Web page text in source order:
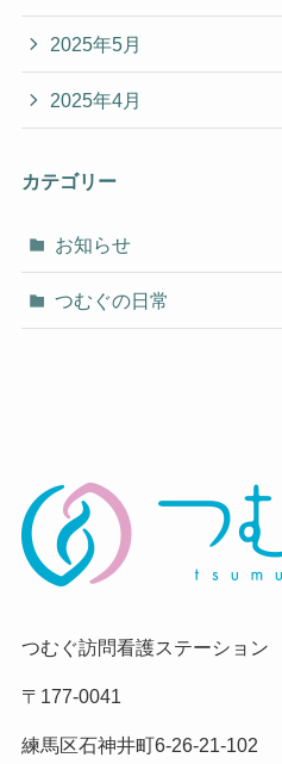
2025年5月
2025年4月
カテゴリー
お知らせ
つむぐの日常
つむぐ訪問看護ステーション
〒177-0041
練馬区石神井町6-26-21-102